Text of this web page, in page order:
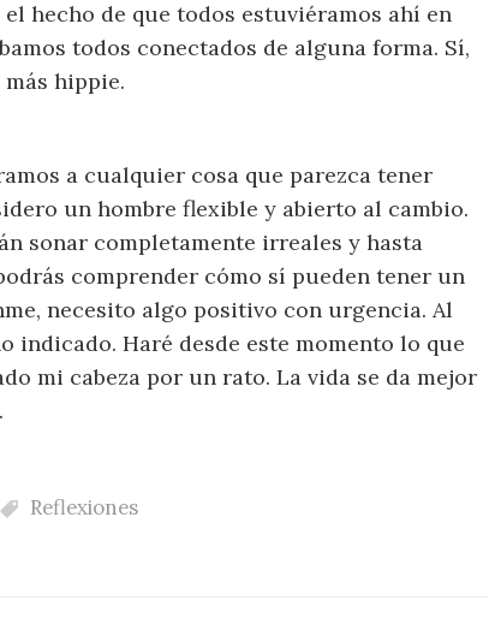
hecho de que todos estuviéramos ahí en
todos conectados de alguna forma. Sí,
hippie.
a cualquier cosa que parezca tener
un hombre flexible y abierto al cambio.
sonar completamente irreales y hasta
comprender cómo sí pueden tener un
necesito algo positivo con urgencia. Al
indicado. Haré desde este momento lo que
mi cabeza por un rato. La vida se da mejor
Reflexiones